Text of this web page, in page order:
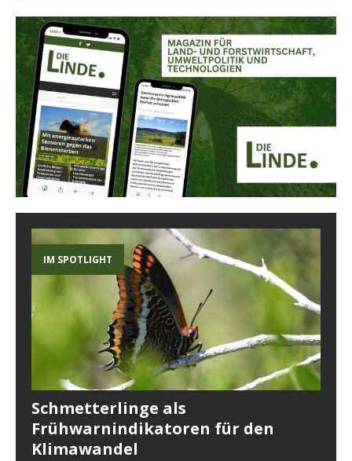
IM SPOTLIGHT
Schmetterlinge als
Frühwarnindikatoren für den
Klimawandel